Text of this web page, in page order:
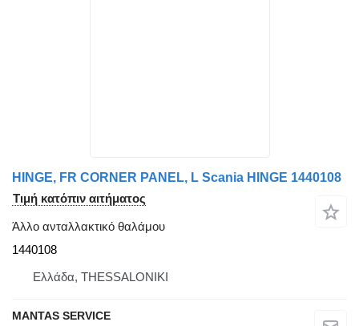
HINGE, FR CORNER PANEL, L Scania HINGE 1440108
Τιμή κατόπιν αιτήματος
Άλλο ανταλλακτικό θαλάμου
1440108
Ελλάδα, THESSALONIKI
MANTAS SERVICE